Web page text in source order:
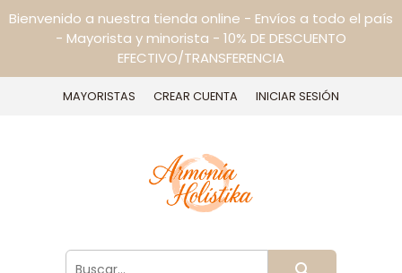
Bienvenido a nuestra tienda online - Envíos a todo el país
- Mayorista y minorista - 10% DE DESCUENTO
EFECTIVO/TRANSFERENCIA
MAYORISTAS CREAR CUENTA INICIAR SESIÓN